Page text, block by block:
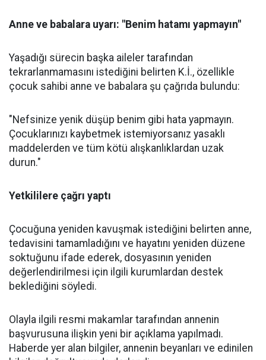
Anne ve babalara uyarı: "Benim hatamı yapmayın"
Yaşadığı sürecin başka aileler tarafından
tekrarlanmamasını istediğini belirten K.İ., özellikle
çocuk sahibi anne ve babalara şu çağrıda bulundu:
"Nefsinize yenik düşüp benim gibi hata yapmayın.
Çocuklarınızı kaybetmek istemiyorsanız yasaklı
maddelerden ve tüm kötü alışkanlıklardan uzak
durun."
Yetkililere çağrı yaptı
Çocuğuna yeniden kavuşmak istediğini belirten anne,
tedavisini tamamladığını ve hayatını yeniden düzene
soktuğunu ifade ederek, dosyasının yeniden
değerlendirilmesi için ilgili kurumlardan destek
beklediğini söyledi.
Olayla ilgili resmi makamlar tarafından annenin
başvurusuna ilişkin yeni bir açıklama yapılmadı.
Haberde yer alan bilgiler, annenin beyanları ve edinilen